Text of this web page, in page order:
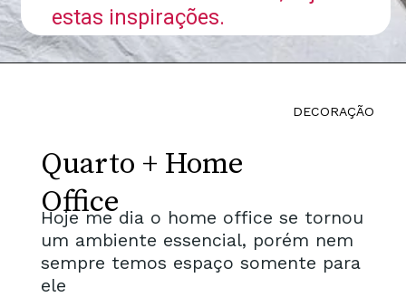
estas inspirações.
Hoje me dia o home office se tornou
um ambiente essencial, porém nem
sempre temos espaço somente para
ele
Quarto + Home
Office
DECORAÇÃO